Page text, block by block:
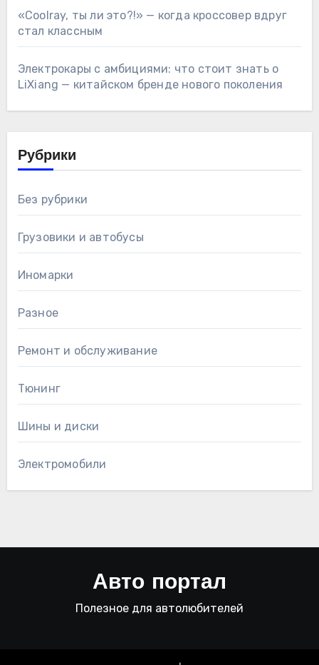
«Coolray, ты ли это?!» — когда кроссовер вдруг
стал классным
Электрокары с амбициями: что стоит знать о
LiXiang — китайском бренде нового поколения
Рубрики
Без рубрики
Грузовики и автобусы
Иномарки
Разное
Ремонт и обслуживание
Тюнинг
Шины и диски
Электромобили
Авто портал
Полезное для автолюбителей